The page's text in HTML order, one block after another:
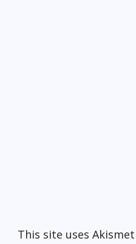
This site uses